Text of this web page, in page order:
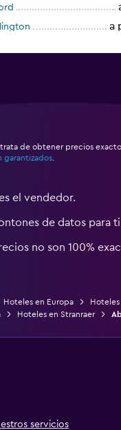
a
de obtener precios
garantizados
el vendedor.
de datos para ti
no son 100%
Hoteles en Europa
Hoteles
Hoteles en Stranraer
servicios